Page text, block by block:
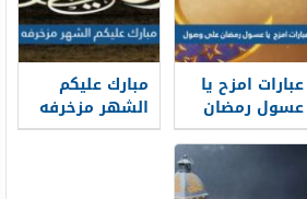
عبارات امزح يا
عسول رمضان
على وصول 2026
مبارك عليكم
الشهر مزخرفه
2026 كلمة كل